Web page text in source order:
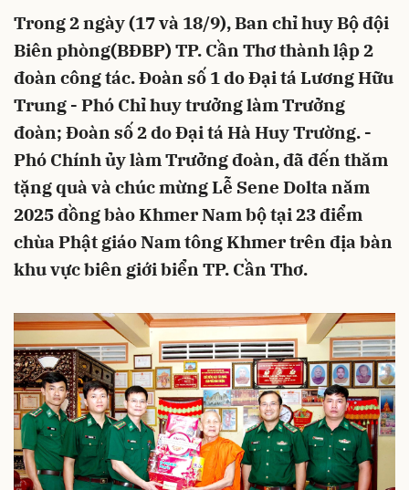
Trong 2 ngày (17 và 18/9), Ban chỉ huy Bộ đội
Biên phòng(BĐBP) TP. Cần Thơ thành lập 2
đoàn công tác. Đoàn số 1 do Đại tá Lương Hữu
Trung - Phó Chỉ huy trưởng làm Trưởng
đoàn; Đoàn số 2 do Đại tá Hà Huy Trường. -
Phó Chính ủy làm Trưởng đoàn, đã đến thăm
tặng quà và chúc mừng Lễ Sene Dolta năm
2025 đồng bào Khmer Nam bộ tại 23 điểm
chùa Phật giáo Nam tông Khmer trên địa bàn
khu vực biên giới biển TP. Cần Thơ.